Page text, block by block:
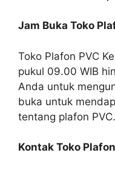
Jam Buka Toko
Toko Plafon PVC
pukul 09.00 WIB
Anda untuk
buka untuk
tentang plafon PVC.
Kontak Toko